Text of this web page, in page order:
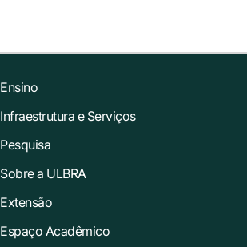
Ensino
Infraestrutura e Serviços
Pesquisa
Sobre a ULBRA
Extensão
Espaço Acadêmico